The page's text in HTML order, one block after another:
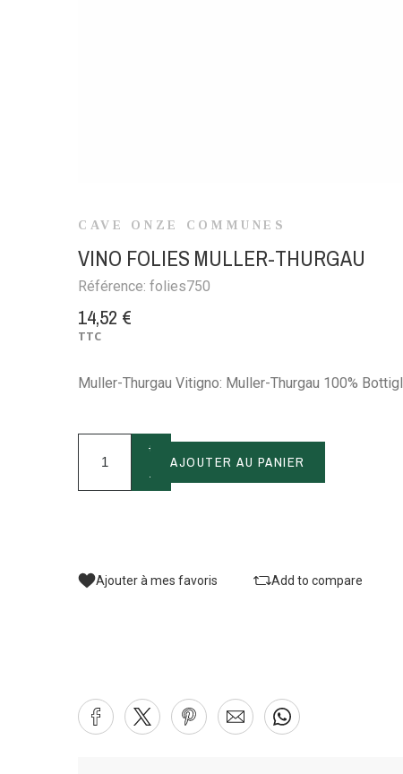
CAVE ONZE COMMUNES
VINO FOLIES MULLER-THURGAU
Référence:folies750
14,52 €
TTC
Muller-Thurgau Vitigno: Muller-Thurgau 100%
+
-
AJOUTER AU PANIER
Ajouter à mes favoris Add to compare